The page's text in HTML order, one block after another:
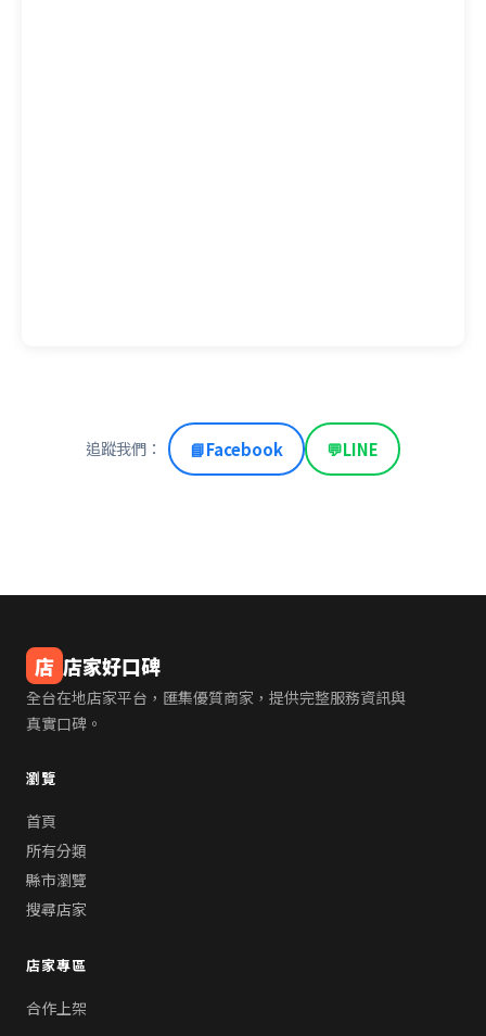
追蹤我們： 📘Facebook 💬LINE
店 店家好口碑
全台在地店家平台，匯集優質商家，提供完整服務資訊與
真實口碑。
瀏覽
首頁
所有分類
縣市瀏覽
搜尋店家
店家專區
合作上架